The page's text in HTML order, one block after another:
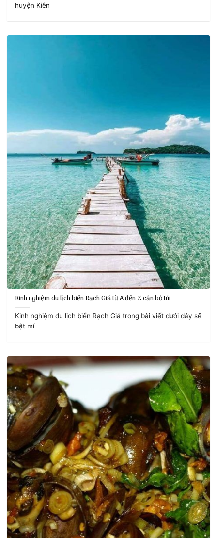
huyện Kiên
Kinh nghiệm du lịch biển Rạch Giá từ A đến Z cần bỏ túi
Kinh nghiệm du lịch biển Rạch Giá trong bài viết dưới đây sẽ
bật mí